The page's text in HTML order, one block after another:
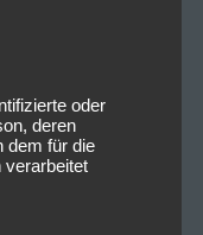
oder
deren
dem für die
verarbeitet